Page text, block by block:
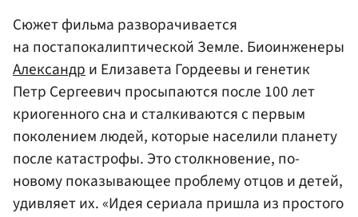
Сюжет фильма разворачивается
на постапокалиптической Земле. Биоинженеры
Александри Елизавета Гордеевы и генетик
Петр Сергеевич просыпаются после 100 лет
криогенного сна и сталкиваются с первым
поколением людей, которые населили планету
после катастрофы. Это столкновение, по-
новому показывающее проблему отцов и детей,
удивляет их. «Идея сериала пришла из простого